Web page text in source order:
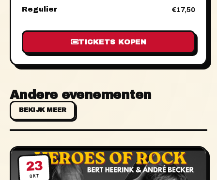
Regulier €17,50
TICKETS KOPEN
Andere evenementen
BEKIJK MEER
23
OKT